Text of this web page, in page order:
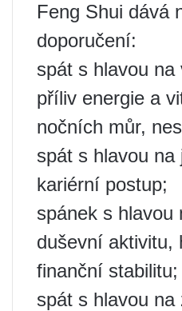
Feng Shui dává
doporučení:
spát s hlavou na
příliv energie a
nočních můr,
spát s hlavou na
kariérní postup;
spánek s hlavou
duševní aktivitu,
finanční stabilitu;
spát s hlavou na